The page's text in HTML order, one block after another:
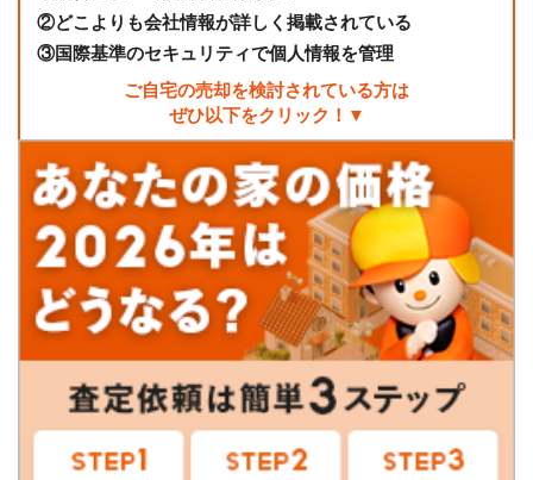
②どこよりも会社情報が詳しく掲載されている
③国際基準のセキュリティで個人情報を管理
ご自宅の売却を検討されている方は
ぜひ以下をクリック！▼